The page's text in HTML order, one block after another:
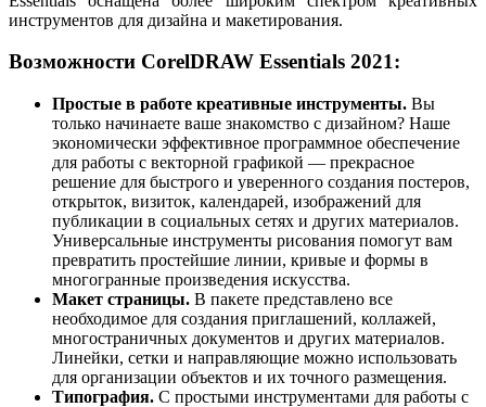
инструментов для дизайна и макетирования.
Возможности CorelDRAW Essentials 2021:
Простые в работе креативные инструменты. Вы
только начинаете ваше знакомство с дизайном? Наше
экономически эффективное программное обеспечение
для работы с векторной графикой — прекрасное
решение для быстрого и уверенного создания постеров,
открыток, визиток, календарей, изображений для
публикации в социальных сетях и других материалов.
Универсальные инструменты рисования помогут вам
превратить простейшие линии, кривые и формы в
многогранные произведения искусства.
Макет страницы. В пакете представлено все
необходимое для создания приглашений, коллажей,
многостраничных документов и других материалов.
Линейки, сетки и направляющие можно использовать
для организации объектов и их точного размещения.
Типография. С простыми инструментами для работы с